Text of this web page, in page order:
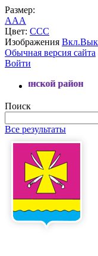
Размер:
AAA
Цвет: CCC
Изображения Вкл.
Обычная версия сайта
Войти
Поиск
Все результаты